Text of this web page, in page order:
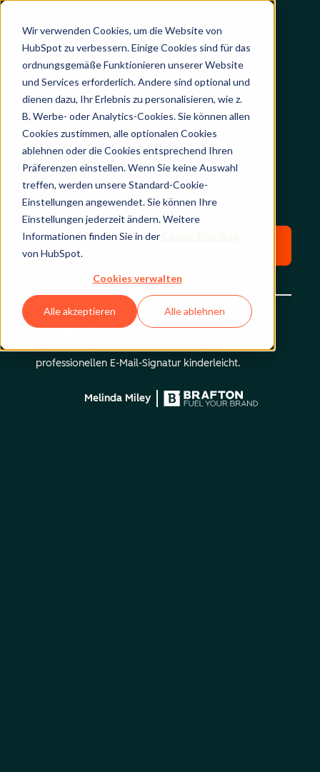
Wir verwenden Cookies, um die Website von
HubSpot zu verbessern. Einige Cookies sind für das
ordnungsgemäße Funktionieren unserer Website
und Services erforderlich. Andere sind optional und
dienen dazu, Ihr Erlebnis zu personalisieren, wie z.
B. Werbe- oder Analytics-Cookies. Sie können allen
Cookies zustimmen, alle optionalen Cookies
ablehnen oder die Cookies entsprechend Ihren
Präferenzen einstellen. Wenn Sie keine Auswahl
treffen, werden unsere Standard-Cookie-
Einstellungen angewendet. Sie können Ihre
Einstellungen jederzeit ändern. Weitere
Informationen finden Sie in der
von HubSpot.
Cookies verwalten
Alle akzeptieren Alle ablehnen
Der Generator für E-Mail-
Signaturen
Erstellen Sie im Handumdrehen eine neue E-Mail-
Signatur.
Wir sind große Fans des HubSpot E-Mail-Signatur-
Generators. Er macht das Erstellen einer
professionellen E-Mail-Signatur kinderleicht.
Melinda Miley